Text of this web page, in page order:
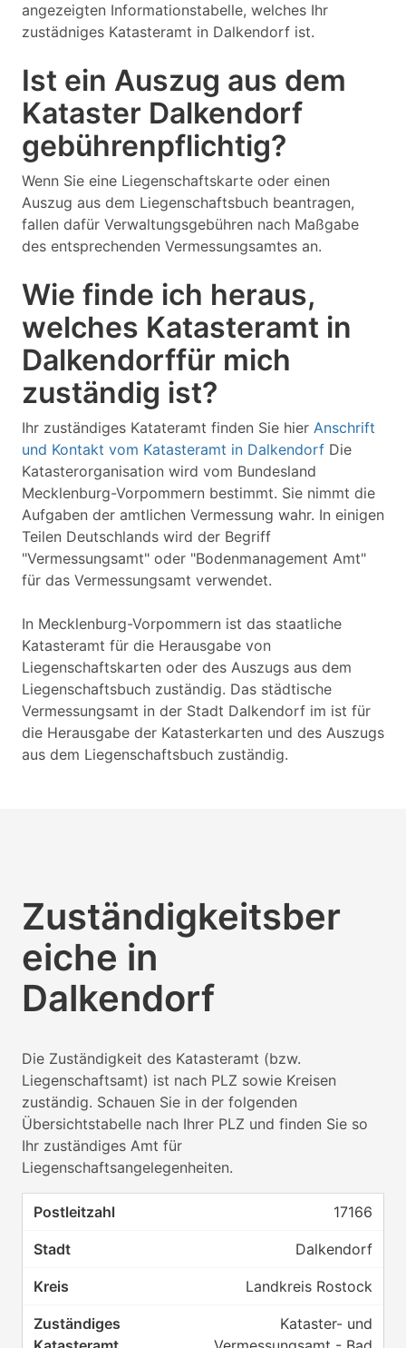
angezeigten Informationstabelle, welches Ihr
zustädniges Katasteramt in Dalkendorf ist.
Ist ein Auszug aus dem
Kataster Dalkendorf
gebührenpflichtig?
Wenn Sie eine Liegenschaftskarte oder einen
Auszug aus dem Liegenschaftsbuch beantragen,
fallen dafür Verwaltungsgebühren nach Maßgabe
des entsprechenden Vermessungsamtes an.
Wie finde ich heraus,
welches Katasteramt in
Dalkendorffür mich
zuständig ist?
Ihr zuständiges Katateramt finden Sie hier Anschrift
und Kontakt vom Katasteramt in Dalkendorf Die
Katasterorganisation wird vom Bundesland
Mecklenburg-Vorpommern bestimmt. Sie nimmt die
Aufgaben der amtlichen Vermessung wahr. In einigen
Teilen Deutschlands wird der Begriff
"Vermessungsamt" oder "Bodenmanagement Amt"
für das Vermessungsamt verwendet.
In Mecklenburg-Vorpommern ist das staatliche
Katasteramt für die Herausgabe von
Liegenschaftskarten oder des Auszugs aus dem
Liegenschaftsbuch zuständig. Das städtische
Vermessungsamt in der Stadt Dalkendorf im ist für
die Herausgabe der Katasterkarten und des Auszugs
aus dem Liegenschaftsbuch zuständig.
Zuständigkeitsber
eiche in
Dalkendorf
Die Zuständigkeit des Katasteramt (bzw.
Liegenschaftsamt) ist nach PLZ sowie Kreisen
zuständig. Schauen Sie in der folgenden
Übersichtstabelle nach Ihrer PLZ und finden Sie so
Ihr zuständiges Amt für
Liegenschaftsangelegenheiten.
17166
Dalkendorf
Landkreis Rostock
Kataster- und